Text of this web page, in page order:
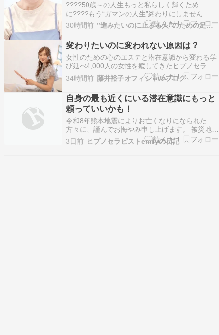
????50歳～の人生もっと私らしく輝くため
に????もう“ガマンの人生”終わりにしません
か？????このままで本当にいいのかな・・????
私って、いったい何者？????家族やパートナー、
職場の人間関係がしんどい????もっと自由に、心
豊かに幸せに生きたい！――そんなふうに感じ…
30時間前 ”進みたいのに止まる人”のための足相×ヒプノセラピー
変わりたいのに変われない原因は？
女性のための心のエステと潜在意識から変わる学
び延べ4,000人の女性を癒してきたヒプノセラピ
ーフェイス サロン＆スクールを主宰しています藤
井裕子です。はじめましての方はこちらから自己
紹介▶ ブログにご訪問くださりありがとうござい
ます 変わりたいのに変われない原因は？ 今日は
１分…
34時間前 藤井裕子オフィシャルブログ
自身の最も近くにいる潜在意識にもっと
頼っていいかも！
令和8年熊本地震によりお亡くなりになられた
方々に、謹んでお悔やみ申し上げます。 被災地で
は、余震や厳しい暑さが続く中、不安な日々をお
過ごしのことと存じます。 被災された皆さまをは
3日前 ヒプノセラピストemilyの日記